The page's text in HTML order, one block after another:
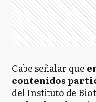
Cabe señalar que
contenidos
del Instituto de